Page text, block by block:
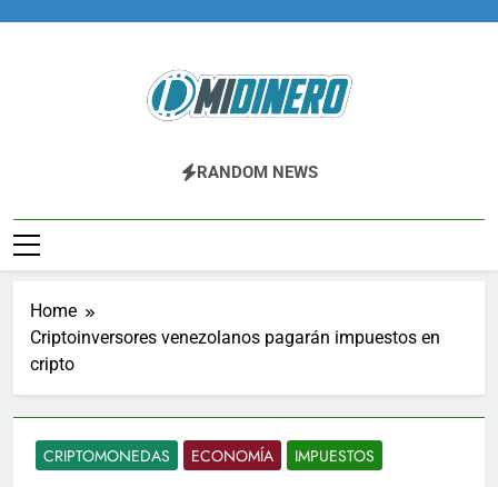
Midinero.co
Fintech, Criptomonedas
RANDOM NEWS
Home
Criptoinversores venezolanos pagarán impuestos en
cripto
CRIPTOMONEDAS ECONOMÍA IMPUESTOS